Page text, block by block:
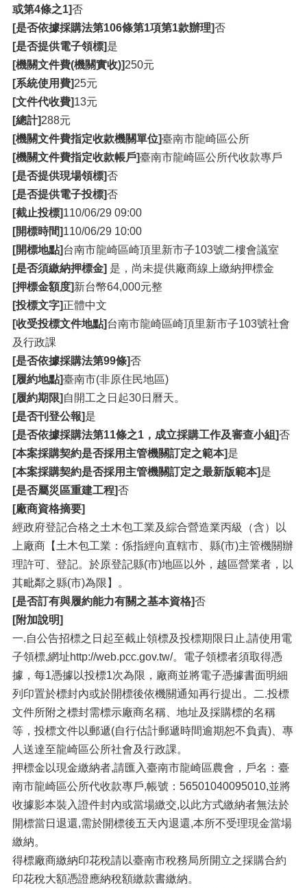
或第4條之1]否
[是否依據採購法第106條第1項第1款辦理]否
[是否提供電子領標]是
[機關文件費(機關實收)]250元
[系統使用費]25元
[文件代收費]13元
[總計]288元
[機關文件費指定收款機關單位]臺南市龍崎區公所
[機關文件費指定收款帳戶]臺南市龍崎區公所代收款專戶
[是否提供現場領標]否
[是否提供電子投標]否
[截止投標]110/06/29 09:00
[開標時間]110/06/29 10:00
[開標地點]台南市龍崎區崎頂里新市子103號二樓會議室
[是否須繳納押標金] 是，尚未提供廠商線上繳納押標金
[押標金額度]新台幣64,000元整
[投標文字]正體中文
[收受投標文件地點]台南市龍崎區崎頂里新市子103號社會
及行政課
[是否依據採購法第99條]否
[履約地點]臺南市(非原住民地區)
[履約期限] 自開工之日起30日曆天。
[是否刊登公報]是
[是否依據採購法第11條之1，成立採購工作及審查小組]否
[本案採購契約是否採用主管機關訂定之範本]是
[本案採購契約是否採用主管機關訂定之最新版範本]是
[是否屬災區重建工程]否
[廠商資格摘要]
經政府登記合格之土木包工業及綜合營造業丙級（含）以
上廠商【土木包工業：係指經向直轄市、縣(市)主管機關辦
理許可、登記。於原登記縣(市)地區以外，越區營業者，以
其毗鄰之縣(市)為限】。
[是否訂有與履約能力有關之基本資格]否
[附加說明]
一.自公告招標之日起至截止領標及投標期限日止,請使用電
子領標,網址http://web.pcc.gov.tw/。電子領標者須取得憑
據，每1憑據以投標1次為限，廠商並將電子憑據書面明細
列印置於標封內或於開標後依機關通知再行提出。二.投標
文件所附之標封需標示廠商名稱、地址及採購標的名稱
等，投標文件以郵遞(自行估計郵遞時間逾期恕不負責)、專
人送達至龍崎區公所社會及行政課。
押標金以現金繳納者,請匯入臺南市龍崎區農會，戶名：臺
南市龍崎區公所代收款專戶,帳號：56501040095010,並將
收據影本裝入證件封內或當場繳交,以此方式繳納者無法於
開標當日退還,需於開標後五天內退還,本所不受理現金當場
繳納。
得標廠商繳納印花稅請以臺南市稅務局所開立之採購合約
印花稅大額憑證應納稅額繳款書繳納。